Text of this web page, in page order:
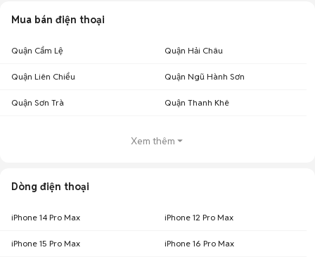
Mua bán điện thoại
Quận Cẩm Lệ Quận Hải Châu
Quận Liên Chiểu Quận Ngũ Hành Sơn
Quận Sơn Trà Quận Thanh Khê
Xem thêm
Dòng điện thoại
iPhone 14 Pro Max iPhone 12 Pro Max
iPhone 15 Pro Max iPhone 16 Pro Max